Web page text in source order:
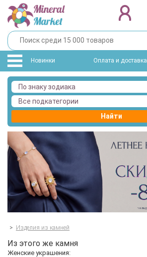
Новинки Оплата и доставка
Найти
> Изделия из камней
Из этого же камня
Женские украшения: